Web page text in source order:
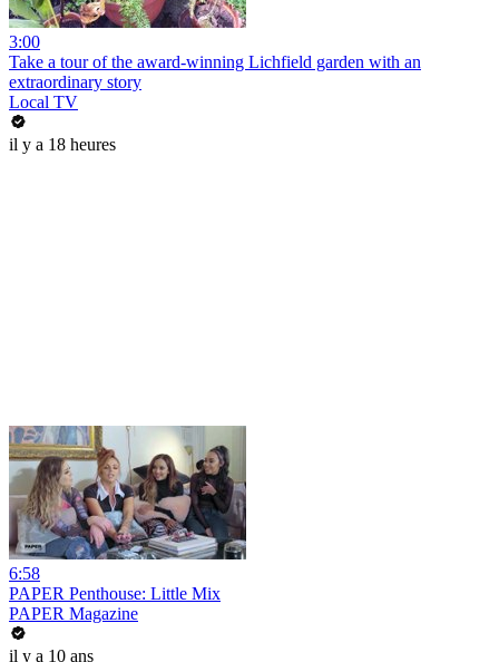
3:00
Take a tour of the award-winning Lichfield garden with an
extraordinary story
Local TV
il y a 18 heures
6:58
PAPER Penthouse: Little Mix
PAPER Magazine
il y a 10 ans